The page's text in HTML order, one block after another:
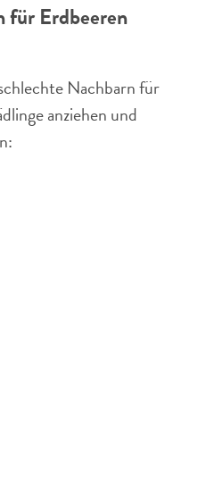
für Erdbeeren
Nachbarn für
anziehen und